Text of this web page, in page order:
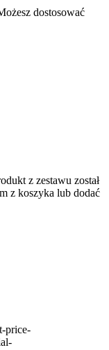
dostosować
z zestawu został
z koszyka lub dodać
price-